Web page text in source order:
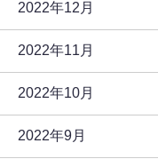
2022年12月
2022年11月
2022年10月
2022年9月